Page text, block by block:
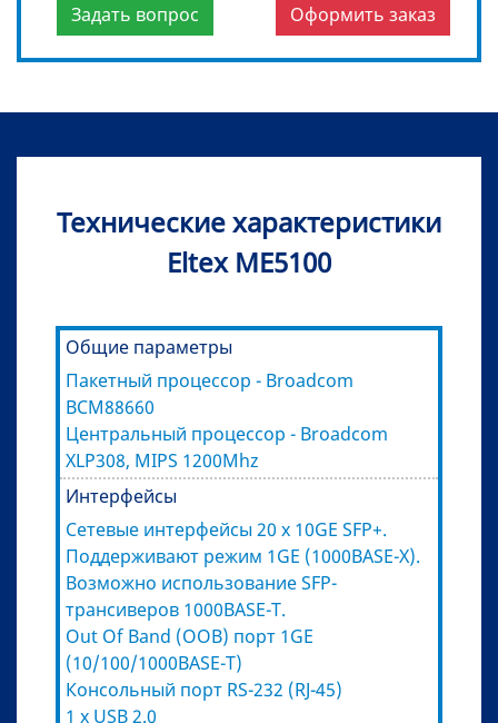
Задать вопрос Оформить заказ
Технические характеристики
Eltex ME5100
Общие параметры
Пакетный процессор - Broadcom
BCM88660
Центральный процессор - Broadcom
XLP308, MIPS 1200Mhz
Интерфейсы
Сетевые интерфейсы 20 x 10GE SFP+.
Поддерживают режим 1GE (1000BASE-X).
Возможно использование SFP-
трансиверов 1000BASE-T.
Out Of Band (OOB) порт 1GE
(10/100/1000BASE-T)
Консольный порт RS-232 (RJ-45)
1 x USB 2.0